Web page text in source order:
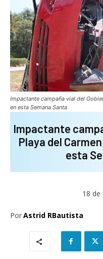
Impactante campaña vial del
en esta Semana Santa
Impactante
Playa del
esta
18 de
PorAstrid RBautista